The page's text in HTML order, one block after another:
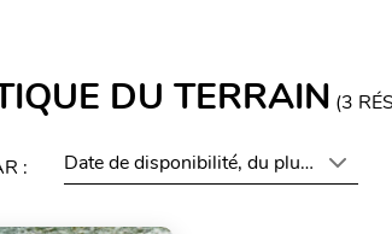
DU TERRAIN (3
: Date de disponibilité, du plus récent